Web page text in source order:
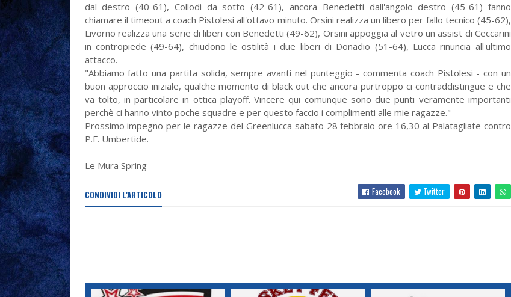
dal destro (40-61), Collodi da sotto (42-61), ancora Benedetti dall'angolo destro (45-61) fanno
chiamare il timeout a coach Pistolesi all'ottavo minuto. Orsini realizza un libero per fallo tecnico (45-62),
Livorno realizza una serie di liberi con Benedetti (49-62), Orsini appoggia al vetro un assist di Ceccarini
in contropiede (49-64), chiudono le ostilità i due liberi di Donadio (51-64), Lucca rinuncia all'ultimo
attacco.
"Abbiamo fatto una partita solida, sempre avanti nel punteggio - commenta coach Pistolesi - con un
buon approccio iniziale, qualche momento di black out che ancora purtroppo ci contraddistingue e che
va tolto, in particolare in ottica playoff. Vincere qui comunque sono due punti veramente importanti
perchè ci hanno vinto poche squadre e per questo faccio i complimenti alle mie ragazze."
Prossimo impegno per le ragazze del Greenlucca sabato 28 febbraio ore 16,30 al Palatagliate contro
P.F. Umbertide.
Le Mura Spring
CONDIVIDI L'ARTICOLO Facebook Twitter